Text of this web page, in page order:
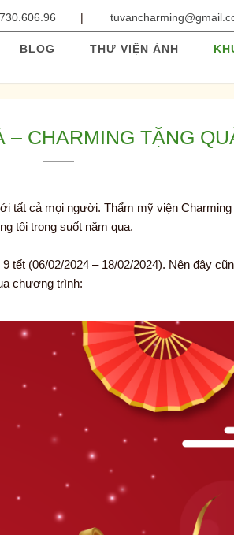
BLOG THƯ VIỆN ẢNH
– CHARMING TẶNG
tất cả mọi người. Thẩm mỹ viện
tôi trong suốt năm qua.
tết (06/02/2024 – 18/02/2024). Nên đây
chương trình: